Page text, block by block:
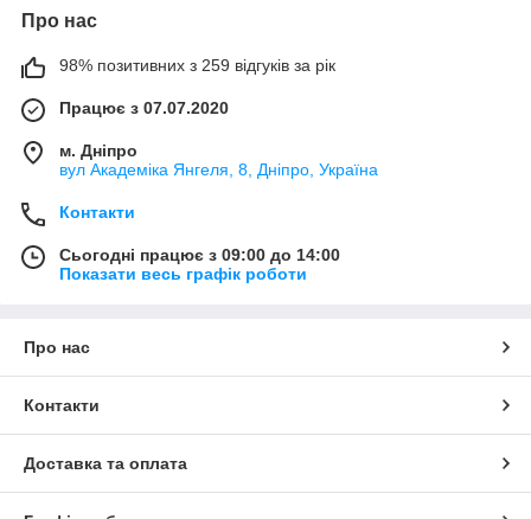
Про нас
98% позитивних з 259 відгуків за рік
Працює з 07.07.2020
м. Дніпро
вул Академіка Янгеля, 8, Дніпро, Україна
Контакти
Сьогодні працює з 09:00 до 14:00
Показати весь графік роботи
Про нас
Контакти
Доставка та оплата